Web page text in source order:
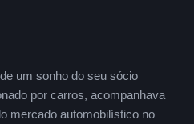
um sonho do seu sócio
por carros, acompanhava
mercado automobilístico no